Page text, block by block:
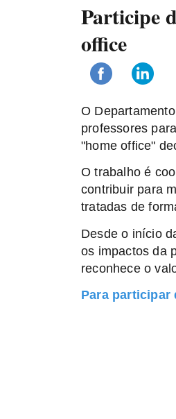
Participe
office
O
professores
"home office"
O trabalho é
contribuir para
tratadas de
Desde o início
os impactos da
reconhece o
Para participar